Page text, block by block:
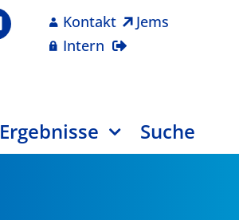
Kontakt
Jems
Intern
Ergebnisse Suche